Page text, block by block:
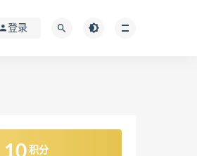
登录
10 积分